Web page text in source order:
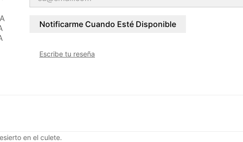
Notificarme Cuando Esté Disponible
Escribe tu reseña
en el culete.